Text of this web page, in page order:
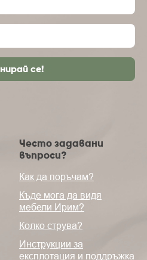
Често задавани
въпроси?
Как да поръчам?
Къде мога да видя
мебели Ирим?
Колко струва?
Инструкции за
експлотация и поддръжка